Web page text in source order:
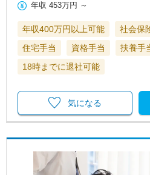
年収 453万円 ～
年収400万円以上可能 社会保
住宅手当
資格手当
扶養手
18時までに退社可能
気になる